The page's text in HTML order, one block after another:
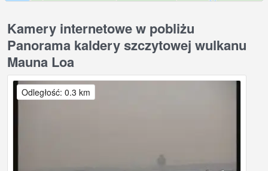
Kamery internetowe w pobliżu
Panorama kaldery szczytowej wulkanu
Mauna Loa
Odległość: 0.3 km